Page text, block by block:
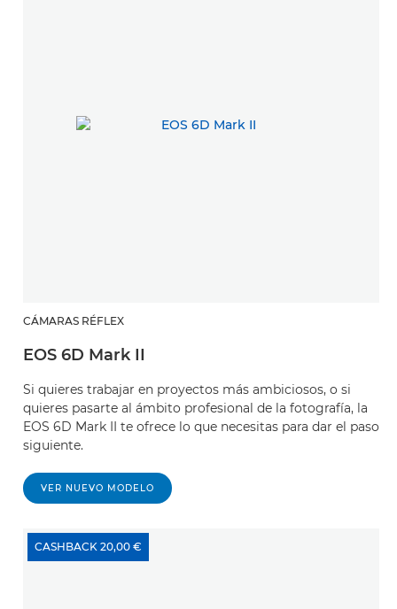
CÁMARAS RÉFLEX
EOS 6D Mark II
Si quieres trabajar en proyectos más ambiciosos, o si
quieres pasarte al ámbito profesional de la fotografía, la
EOS 6D Mark II te ofrece lo que necesitas para dar el paso
siguiente.
VER NUEVO MODELO
CASHBACK 20,00 €